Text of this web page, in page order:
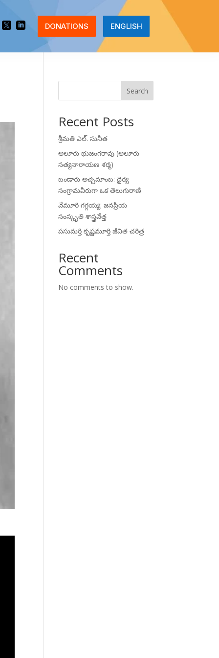
  DONATIONS ENGLISH
Search
Recent Posts
శ్రీమతి ఎల్. సునీత
ఆలూరు భుజంగరావు (ఆలూరు
సత్యనారాయణ శర్మ)
బండారు అచ్చమాంబ: ధైర్య
సంగ్రామవీరుగా ఒక తెలుగురాణి
వేమూరి గగ్గయ్య: జనప్రియ
సంస్కృతి శాస్త్రవేత్త
పసుమర్తి కృష్ణమూర్తి జీవిత చరిత్ర
Recent
Comments
No comments to show.